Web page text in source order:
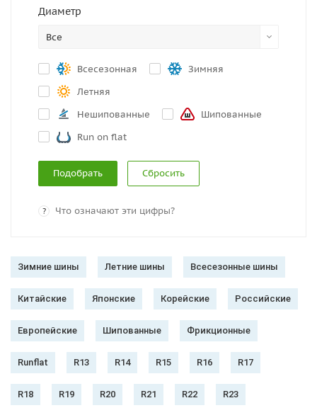
Диаметр
Все
Всесезонная
Зимняя
Летняя
Нешипованные
Шипованные
Run on flat
Сбросить
? Что означают эти цифры?
Зимние шины Летние шины Всесезонные шины
Китайские Японские Корейские Российские
Европейские Шипованные Фрикционные
Runflat R13 R14 R15 R16 R17
R18 R19 R20 R21 R22 R23